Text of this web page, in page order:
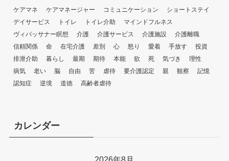
ケアマネ ケアマネージャー コミュニケーション
ショートステイ
デイサービス
トイレ トイレ介助
マインドフルネス
ヴィパッサナー瞑想
介護 介護サービス 介護施設
介護離職
信頼関係
命 在宅介護 差別 心 怒り 愛着 手放す
投資
排泄介助
暮らし 最期 期待 本能 欲 死 気づき
理性
病気
老い 脳 自由 苦 虐待 要介護認定 親 観察
記憶
認知症
逆境 道徳 高齢者虐待
カレンダー